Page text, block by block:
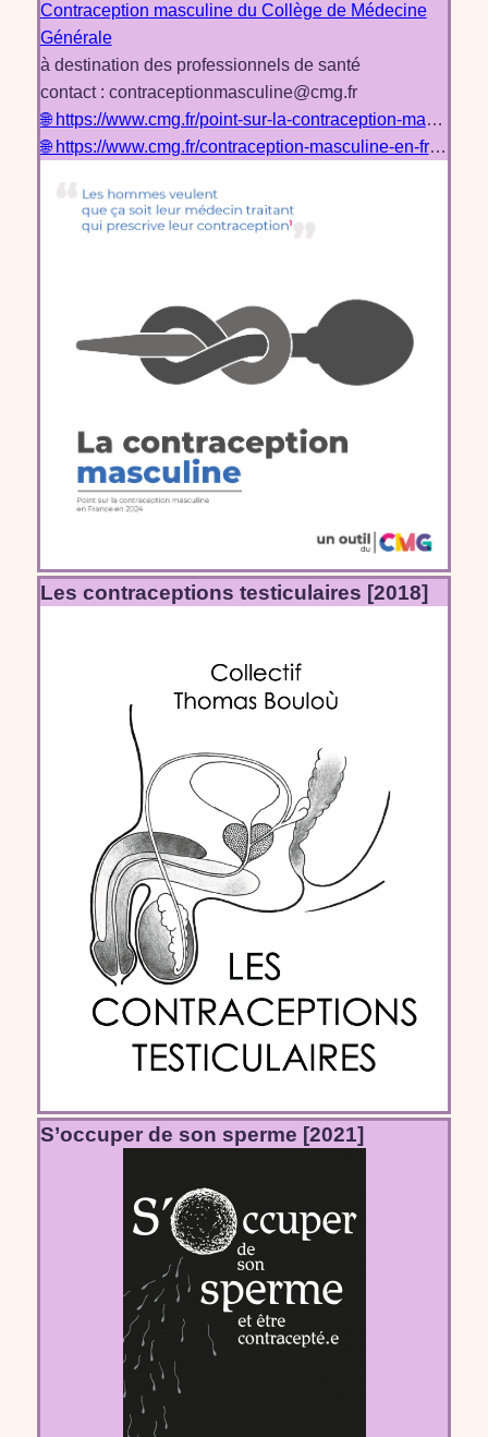
Contraception masculine du Collège de Médecine
Générale
à destination des professionnels de santé
contact : contraceptionmasculine@cmg.fr
🌐 https://www.cmg.fr/point-sur-la-contraception-masculine-en-france/
🌐 https://www.cmg.fr/contraception-masculine-en-france-cmg-2024/
Les contraceptions testiculaires [2018]
S’occuper de son sperme [2021]